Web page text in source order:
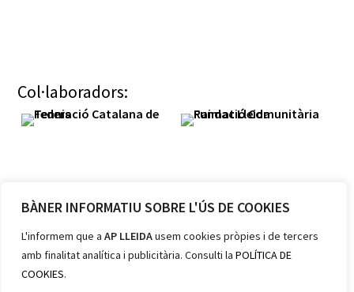
BÀNER INFORMATIU SOBRE L'ÚS DE COOKIES
L'informem que a AP LLEIDAusem cookies pròpies i de tercers
amb finalitat analítica i publicitària. Consulti la POLÍTICA DE
COOKIES.
Membres:
Col·laboradors: